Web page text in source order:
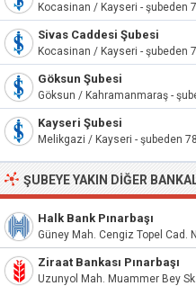
Kocasinan / Kayseri - şubeden
Sivas Caddesi Şubesi
Kocasinan / Kayseri - şubeden
Göksun Şubesi
Göksun / Kahramanmaraş -
Kayseri Şubesi
Melikgazi / Kayseri - şubeden
ŞUBEYE YAKIN DIĞER
Halk Bank Pınarbaşı
Güney Mah. Cengiz Topel Cad.
Ziraat Bankası Pınarbaşı
Uzunyol Mah. Muammer Bey